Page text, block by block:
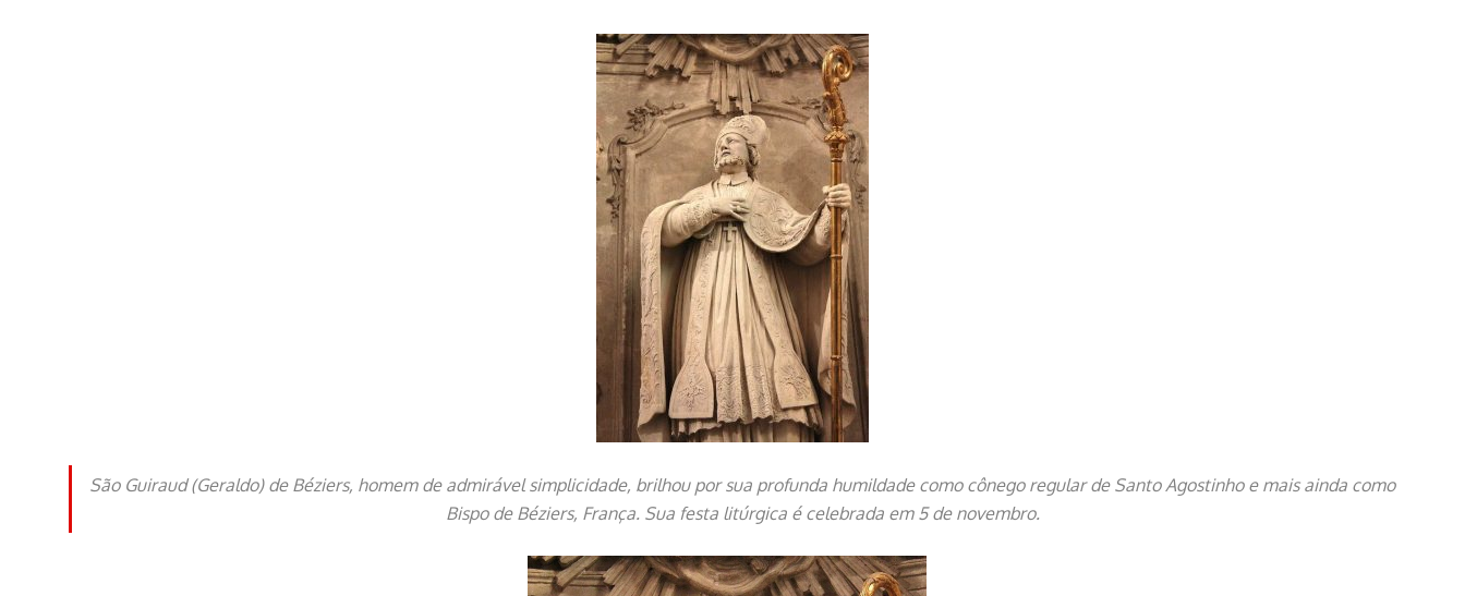
São Guiraud (Geraldo) de Béziers, homem de admirável simplicidade, brilhou por sua profunda humildade como cônego regular de Santo Agostinho e mais ainda como
Bispo de Béziers, França. Sua festa litúrgica é celebrada em 5 de novembro.